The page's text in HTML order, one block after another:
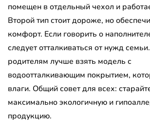
помещен в отдельный чехол и
Второй тип стоит дороже, но
комфорт. Если говорить о
следует отталкиваться от нужд
родителям лучше взять модель с
водоотталкивающим покрытием,
влаги. Общий совет для всех:
максимально экологичную и
продукцию.